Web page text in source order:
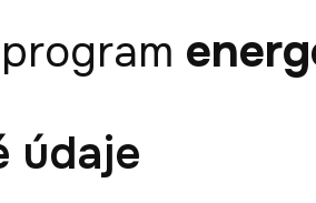
údaje